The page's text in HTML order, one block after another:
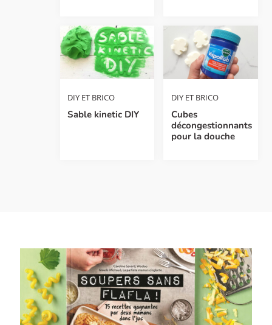
DIY ET BRICO
Sable kinetic DIY
DIY ET BRICO
Cubes
décongestionnants
pour la douche